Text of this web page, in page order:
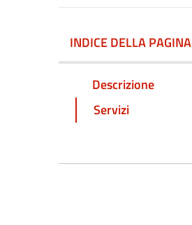
INDICE DELLA PAGINA
Descrizione
Servizi